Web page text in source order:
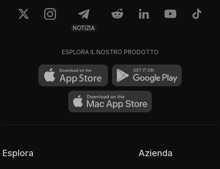
NOTIZIA
ESPLORA IL NOSTRO PRODOTTO
Esplora Azienda